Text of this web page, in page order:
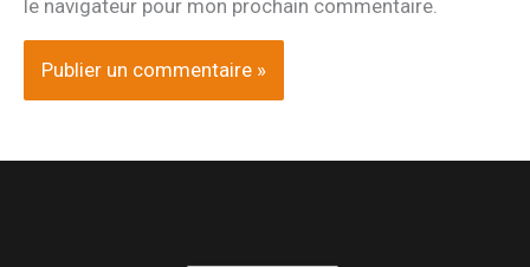
le navigateur pour mon prochain commentaire.